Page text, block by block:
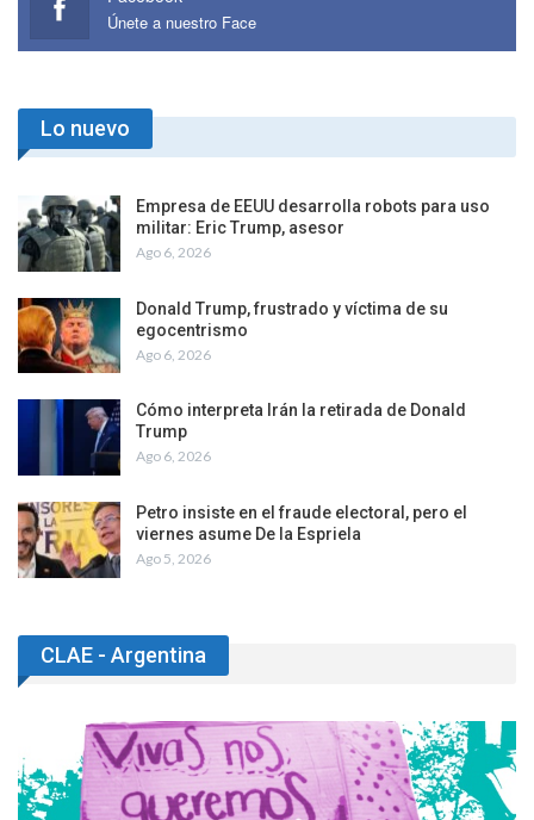
Únete a nuestro Face
Lo nuevo
Empresa de EEUU desarrolla robots para uso
militar: Eric Trump, asesor
Ago 6, 2026
Donald Trump, frustrado y víctima de su
egocentrismo
Ago 6, 2026
Cómo interpreta Irán la retirada de Donald
Trump
Ago 6, 2026
Petro insiste en el fraude electoral, pero el
viernes asume De la Espriela
Ago 5, 2026
CLAE - Argentina